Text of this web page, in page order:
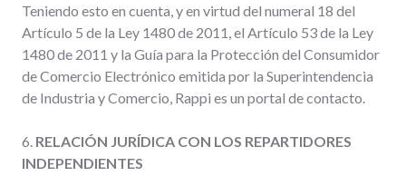
Teniendo esto en cuenta, y en virtud del numeral 18 del
Artículo 5 de la Ley 1480 de 2011, el Artículo 53 de la Ley
1480 de 2011 y la Guía para la Protección del Consumidor
de Comercio Electrónico emitida por la Superintendencia
de Industria y Comercio, Rappi es un portal de contacto.
6. RELACIÓN JURÍDICA CON LOS REPARTIDORES
INDEPENDIENTES